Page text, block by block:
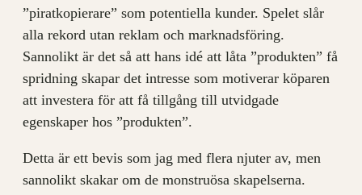
”piratkopierare” som potentiella kunder. Spelet slår
alla rekord utan reklam och marknadsföring.
Sannolikt är det så att hans idé att låta ”produkten” få
spridning skapar det intresse som motiverar köparen
att investera för att få tillgång till utvidgade
egenskaper hos ”produkten”.
Detta är ett bevis som jag med flera njuter av, men
sannolikt skakar om de monstruösa skapelserna.